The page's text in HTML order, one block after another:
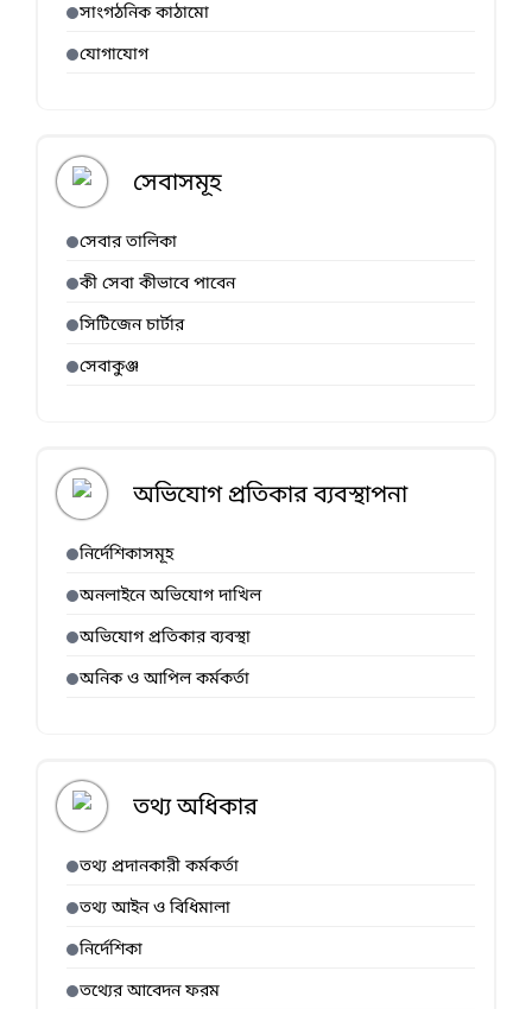
সাংগঠনিক কাঠামো
যোগাযোগ
সেবাসমূহ
সেবার তালিকা
কী সেবা কীভাবে পাবেন
সিটিজেন চার্টার
সেবাকুঞ্জ
অভিযোগ প্রতিকার ব্যবস্থাপনা
নির্দেশিকাসমূহ
অনলাইনে অভিযোগ দাখিল
অভিযোগ প্রতিকার ব্যবস্থা
অনিক ও আপিল কর্মকর্তা
তথ্য অধিকার
তথ্য প্রদানকারী কর্মকর্তা
তথ্য আইন ও বিধিমালা
নির্দেশিকা
তথ্যের আবেদন ফরম